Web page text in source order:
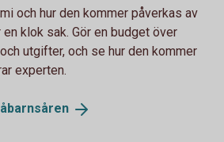
och hur den kommer påverkas av
klok sak. Gör en budget över
utgifter, och se hur den kommer
experten.